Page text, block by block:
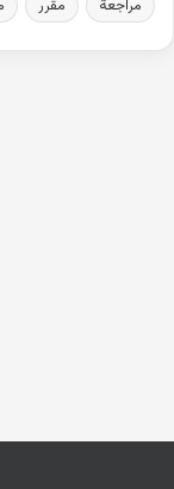
مراجعة
مقرر